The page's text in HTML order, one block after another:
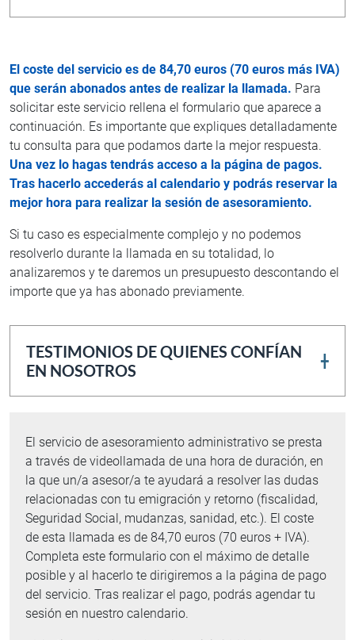
El coste del servicio es de 84,70 euros (70 euros más IVA)
que serán abonados antes de realizar la llamada. Para
solicitar este servicio rellena el formulario que aparece a
continuación. Es importante que expliques detalladamente
tu consulta para que podamos darte la mejor respuesta.
Una vez lo hagas tendrás acceso a la página de pagos.
Tras hacerlo accederás al calendario y podrás reservar la
mejor hora para realizar la sesión de asesoramiento.
Si tu caso es especialmente complejo y no podemos
resolverlo durante la llamada en su totalidad, lo
analizaremos y te daremos un presupuesto descontando el
importe que ya has abonado previamente.
TESTIMONIOS DE QUIENES CONFÍAN
EN NOSOTROS
Agradezco la sesión tan productiva
que hemos tenido. Mi marido y yo
estamos muy agradecidos e
ilusionados por volver, ahora con más
ganas aún. (Emigrante en Reino Unido)
Muchas gracias por vuestra ayuda.
Es muy difícil volver y dejar todo atrás
para tener que preocuparse además por
la burocracia. Por mi cuenta no lo
habría logrado. (Retornado desde
El servicio de asesoramiento administrativo se presta
a través de videollamada de una hora de duración, en
la que un/a asesor/a te ayudará a resolver las dudas
relacionadas con tu emigración y retorno (fiscalidad,
Seguridad Social, mudanzas, sanidad, etc.). El coste
de esta llamada es de 84,70 euros (70 euros + IVA).
Completa este formulario con el máximo de detalle
posible y al hacerlo te dirigiremos a la página de pago
del servicio. Tras realizar el pago, podrás agendar tu
sesión en nuestro calendario.